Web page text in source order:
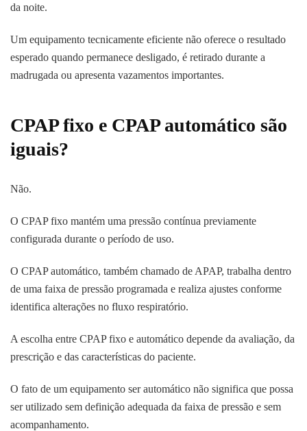
da noite.
Um equipamento tecnicamente eficiente não oferece o resultado
esperado quando permanece desligado, é retirado durante a
madrugada ou apresenta vazamentos importantes.
CPAP fixo e CPAP automático são
iguais?
Não.
O CPAP fixo mantém uma pressão contínua previamente
configurada durante o período de uso.
O CPAP automático, também chamado de APAP, trabalha dentro
de uma faixa de pressão programada e realiza ajustes conforme
identifica alterações no fluxo respiratório.
A escolha entre CPAP fixo e automático depende da avaliação, da
prescrição e das características do paciente.
O fato de um equipamento ser automático não significa que possa
ser utilizado sem definição adequada da faixa de pressão e sem
acompanhamento.